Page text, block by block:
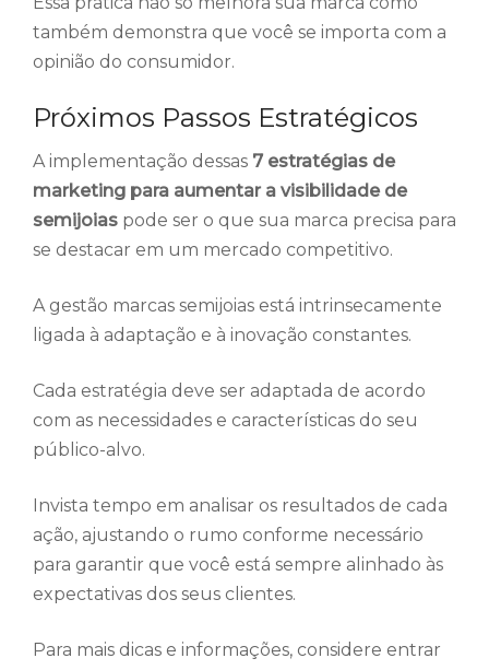
também demonstra que você se importa com a
opinião do consumidor.
Próximos Passos Estratégicos
A implementação dessas 7 estratégias de
marketing para aumentar a visibilidade de
semijoias pode ser o que sua marca precisa para
se destacar em um mercado competitivo.
A gestão marcas semijoias está intrinsecamente
ligada à adaptação e à inovação constantes.
Cada estratégia deve ser adaptada de acordo
com as necessidades e características do seu
público-alvo.
Invista tempo em analisar os resultados de cada
ação, ajustando o rumo conforme necessário
para garantir que você está sempre alinhado às
expectativas dos seus clientes.
Para mais dicas e informações, considere entrar